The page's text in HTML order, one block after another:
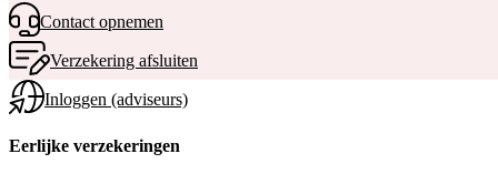
Contact opnemen
Verzekering afsluiten
Inloggen (adviseurs)
Eerlijke verzekeringen